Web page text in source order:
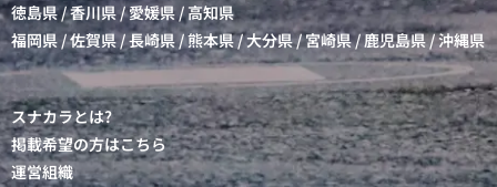
徳島県/香川県/愛媛県 /高知県
福岡県 /佐賀県 /長崎県/熊本県/大分県/宮崎県/鹿児島県/沖縄県
スナカラとは?
掲載希望の方はこちら
運営組織